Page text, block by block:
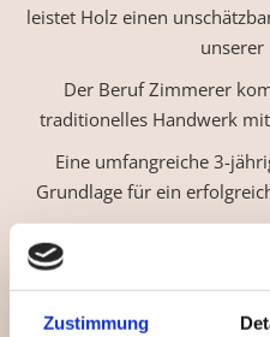
Zustimmung
leistet Holz einen
unserer
Der Beruf Zimmerer
traditionelles Handwerk
Eine umfangreiche 3-
Grundlage für ein
hessen.de/